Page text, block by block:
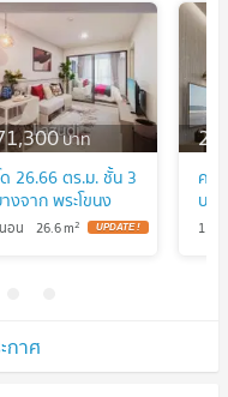
กาศ
บาท
26.66 ตร.ม. ชั้น 3
งจาก พระโขนง
งียบใกล้สวนส่วน
อน 26.6m2
คอ
บา
สว
1 ห้